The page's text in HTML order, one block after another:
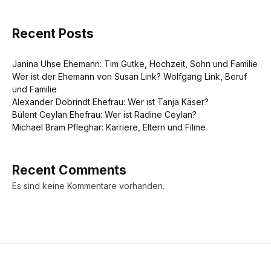
Recent Posts
Janina Uhse Ehemann: Tim Gutke, Hochzeit, Sohn und Familie
Wer ist der Ehemann von Susan Link? Wolfgang Link, Beruf
und Familie
Alexander Dobrindt Ehefrau: Wer ist Tanja Käser?
Bülent Ceylan Ehefrau: Wer ist Radine Ceylan?
Michael Bram Pfleghar: Karriere, Eltern und Filme
Recent Comments
Es sind keine Kommentare vorhanden.